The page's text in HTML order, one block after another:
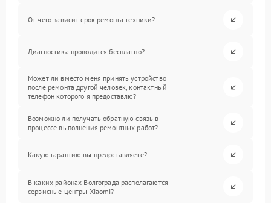
От чего зависит срок ремонта техники?
Диагностика проводится бесплатно?
Может ли вместо меня принять устройство
после ремонта другой человек, контактный
телефон которого я предоставлю?
Возможно ли получать обратную связь в
процессе выполнения ремонтных работ?
Какую гарантию вы предоставляете?
В каких районах Волгограда располагаются
сервисные центры Xiaomi?